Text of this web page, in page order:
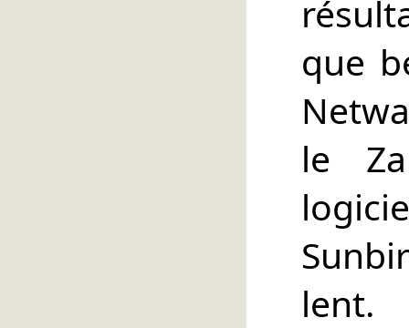
que
le
lent.